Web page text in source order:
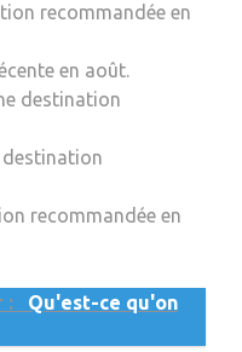
recommandée en
en août.
destination
destination
recommandée en
:
Qu'est-ce qu'on